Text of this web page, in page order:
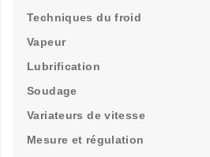
Techniques du froid
Vapeur
Lubrification
Soudage
Variateurs de vitesse
Mesure et régulation